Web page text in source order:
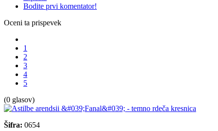
Bodite prvi komentator!
Oceni ta prispevek
1
2
3
4
5
(0 glasov)
Šifra: 0654